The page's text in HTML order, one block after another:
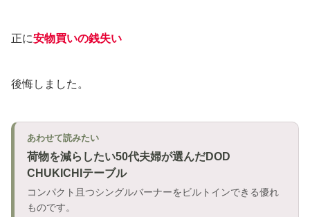
正に安物買いの銭失い
後悔しました。
あわせて読みたい
荷物を減らしたい50代夫婦が選んだDOD
CHUKICHIテーブル
コンパクト且つシングルバーナーをビルトインできる優れ
ものです。